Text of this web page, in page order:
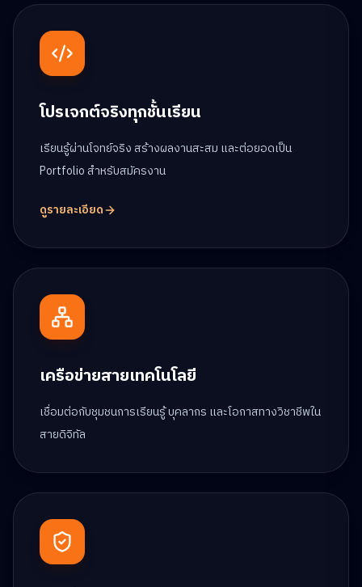
โปรเจกต์จริงทุกชั้นเรียน
เรียนรู้ผ่านโจทย์จริง สร้างผลงานสะสม และต่อยอดเป็น
Portfolio สำหรับสมัครงาน
ดูรายละเอียด
เครือข่ายสายเทคโนโลยี
เชื่อมต่อกับชุมชนการเรียนรู้ บุคลากร และโอกาสทางวิชาชีพใน
สายดิจิทัล